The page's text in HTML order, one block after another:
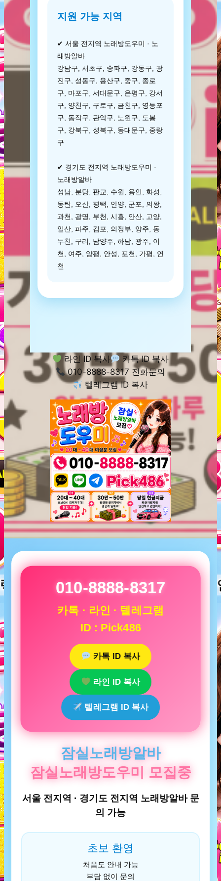
지원 가능 지역
✔ 서울 전지역 노래방도우미 · 노
래방알바
강남구, 서초구, 송파구, 강동구, 광
진구, 성동구, 용산구, 중구, 종로
구, 마포구, 서대문구, 은평구, 강서
구, 양천구, 구로구, 금천구, 영등포
구, 동작구, 관악구, 노원구, 도봉
구, 강북구, 성북구, 동대문구, 중랑
구
✔ 경기도 전지역 노래방도우미 ·
노래방알바
성남, 분당, 판교, 수원, 용인, 화성,
동탄, 오산, 평택, 안양, 군포, 의왕,
과천, 광명, 부천, 시흥, 안산, 고양,
일산, 파주, 김포, 의정부, 양주, 동
두천, 구리, 남양주, 하남, 광주, 이
천, 여주, 양평, 안성, 포천, 가평, 연
천
라인 ID 복사
카톡 ID 복사
010-8888-8317 전화문의
텔레그램 ID 복사
010-8888-8317
카톡 · 라인 · 텔레그램
ID : Pick486
카톡 ID 복사
라인 ID 복사
텔레그램 ID 복사
잠실노래방알바
잠실노래방도우미 모집중
서울 전지역 · 경기도 전지역 노래방알바 문
의 가능
초보 환영
처음도 안내 가능
부담 없이 문의